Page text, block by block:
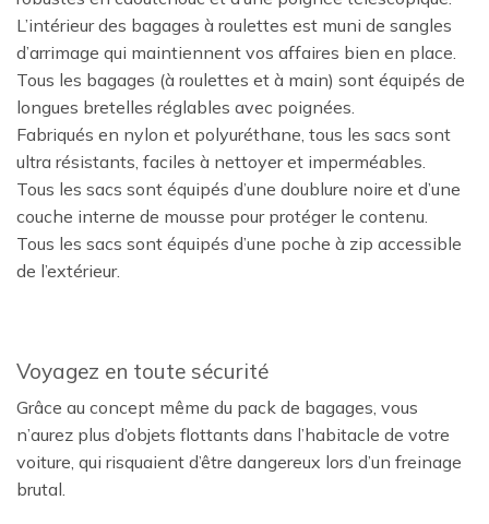
L’intérieur des bagages à roulettes est muni de sangles
d’arrimage qui maintiennent vos affaires bien en place.
Tous les bagages (à roulettes et à main) sont équipés de
longues bretelles réglables avec poignées.
Fabriqués en nylon et polyuréthane, tous les sacs sont
ultra résistants, faciles à nettoyer et imperméables.
Tous les sacs sont équipés d’une doublure noire et d’une
couche interne de mousse pour protéger le contenu.
Tous les sacs sont équipés d’une poche à zip accessible
de l’extérieur.
Voyagez en toute sécurité
Grâce au concept même du pack de bagages, vous
n’aurez plus d’objets flottants dans l’habitacle de votre
voiture, qui risquaient d’être dangereux lors d’un freinage
brutal.